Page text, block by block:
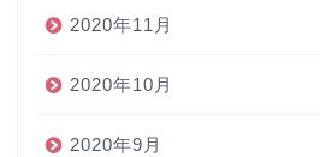
2020年11月
2020年10月
2020年9月